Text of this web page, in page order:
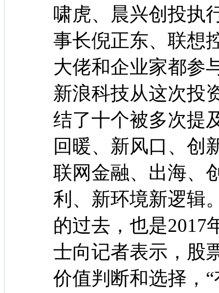
啸虎、晨兴创投执
事长倪正东、联想
大佬和企业家都参
新浪科技从这次投
结了十个被多次提
回暖、新风口、创
联网金融、出海、
利、新环境新逻辑
的过去，也是2017
士向记者表示，股
价值判断和选择，